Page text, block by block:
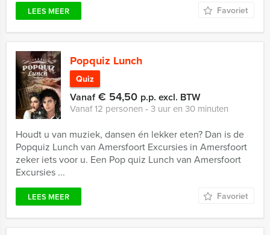
LEES MEER Favoriet
Popquiz Lunch
Quiz
Vanaf€ 54,50 p.p. excl. BTW
Vanaf 12 personen ‐ 3 uur en 30 minuten
Houdt u van muziek, dansen én lekker eten? Dan is de
Popquiz Lunch van Amersfoort Excursies in Amersfoort
zeker iets voor u. Een Pop quiz Lunch van Amersfoort
Excursies ...
LEES MEER Favoriet